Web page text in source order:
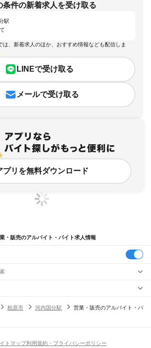
条件の新着求人を受け取る
駅
は、新着求人のほか、おすすめ情報なども配信しま
LINEで受け取る
メールで受け取る
プリを無料ダウンロード
・販売のアルバイト・バイト求人情報
すべて
柏原市 河内国分駅
営業・販売のアルバイト・バ
トマップ利用規約・プライバシーポリシー